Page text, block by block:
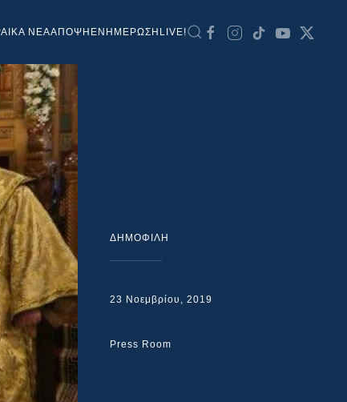
ΝΕΑΑΠΟΨΗ ΕΝΗΜΕΡΩΣΗ LIVE!
ΔΗΜΟΦΙΛΗ
23 Νοεμβρίου, 2019
Press Room